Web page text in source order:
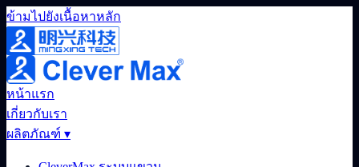
ข้ามไปยังเนื้อหาหลัก
หน้าแรก
เกี่ยวกับเรา
ผลิตภัณฑ์ ▾